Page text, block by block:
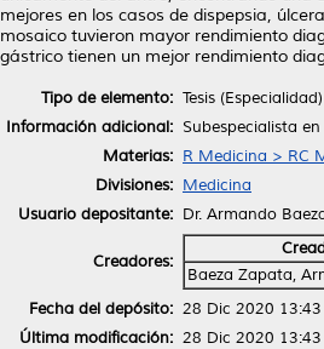
mejores en los casos de dispepsia,
mosaico tuvieron mayor rendimiento
gástrico tienen un mejor rendimiento
Tipo de elemento: Tesis (Especialidad)
Información adicional: Subespecialista
Materias: R Medicina > RC
Divisiones: Medicina
Usuario depositante: Dr. Armando
Creadores:
Baeza Zapata,
Fecha del depósito: 28 Dic 2020 13:43
Última modificación: 28 Dic 2020 13:43